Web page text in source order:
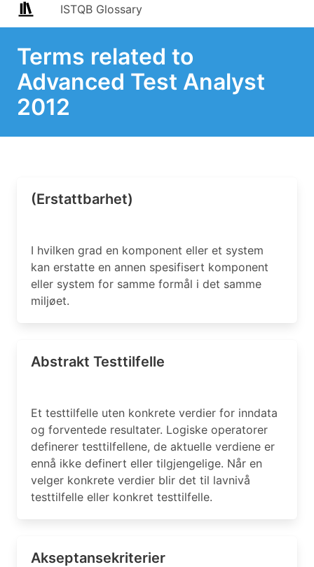
ISTQB Glossary
Terms related to
Advanced Test Analyst
2012
(Erstattbarhet)
I hvilken grad en komponent eller et system
kan erstatte en annen spesifisert komponent
eller system for samme formål i det samme
miljøet.
Abstrakt Testtilfelle
Et testtilfelle uten konkrete verdier for inndata
og forventede resultater. Logiske operatorer
definerer testtilfellene, de aktuelle verdiene er
ennå ikke definert eller tilgjengelige. Når en
velger konkrete verdier blir det til lavnivå
testtilfelle eller konkret testtilfelle.
Akseptansekriterier